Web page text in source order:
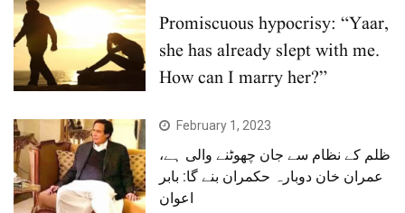
Promiscuous hypocrisy: “Yaar,
she has already slept with me.
How can I marry her?”
February 1, 2023
ظلم کے نظام سے جان چھوٹنے والی ہے،
عمران خان دوبارہ حکمران بنے گا: بابر
اعوان